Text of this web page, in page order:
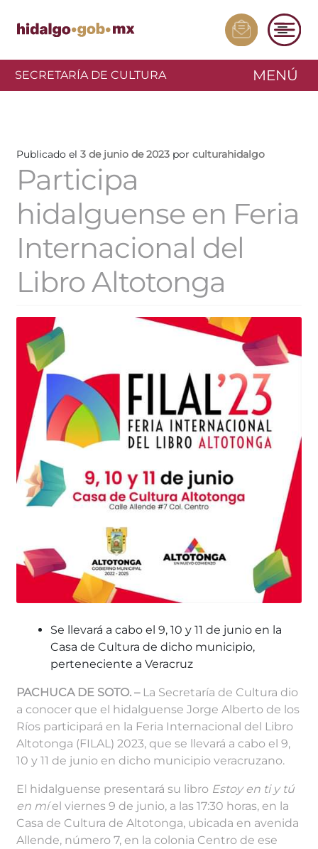
SECRETARÍA DE CULTURA MENÚ
Publicado el 3 de junio de 2023 por culturahidalgo
Participa
hidalguense en Feria
Internacional del
Libro Altotonga
Se llevará a cabo el 9, 10 y 11 de junio en la
Casa de Cultura de dicho municipio,
perteneciente a Veracruz
PACHUCA DE SOTO. – La Secretaría de Cultura dio
a conocer que el hidalguense Jorge Alberto de los
Ríos participará en la Feria Internacional del Libro
Altotonga (FILAL) 2023, que se llevará a cabo el 9,
10 y 11 de junio en dicho municipio veracruzano.
El hidalguense presentará su libro Estoy en ti y tú
en míel viernes 9 de junio, a las 17:30 horas, en la
Casa de Cultura de Altotonga, ubicada en avenida
Allende, número 7, en la colonia Centro de ese